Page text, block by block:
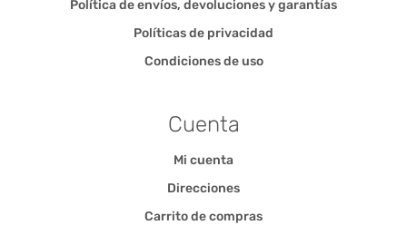
Política de envíos, devoluciones y garantías
Políticas de privacidad
Condiciones de uso
Cuenta
Mi cuenta
Direcciones
Carrito de compras